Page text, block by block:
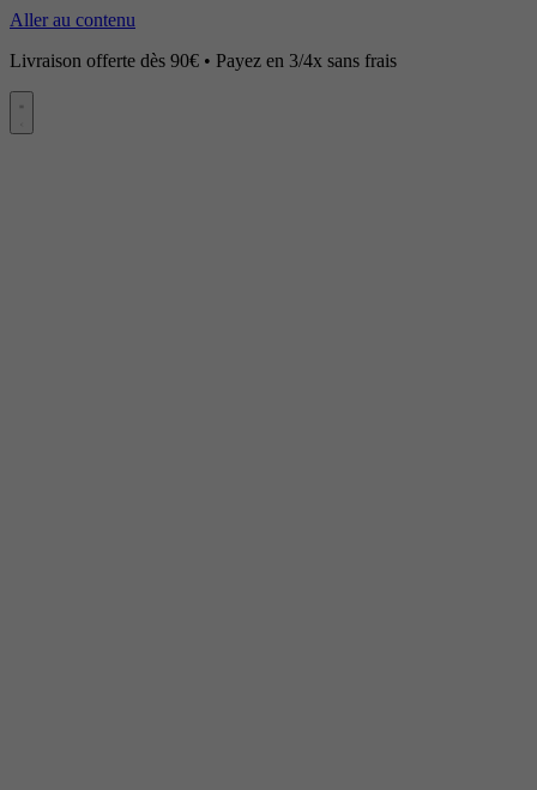
Aller au contenu
Livraison offerte dès 90€ • Payez en 3/4x sans frais